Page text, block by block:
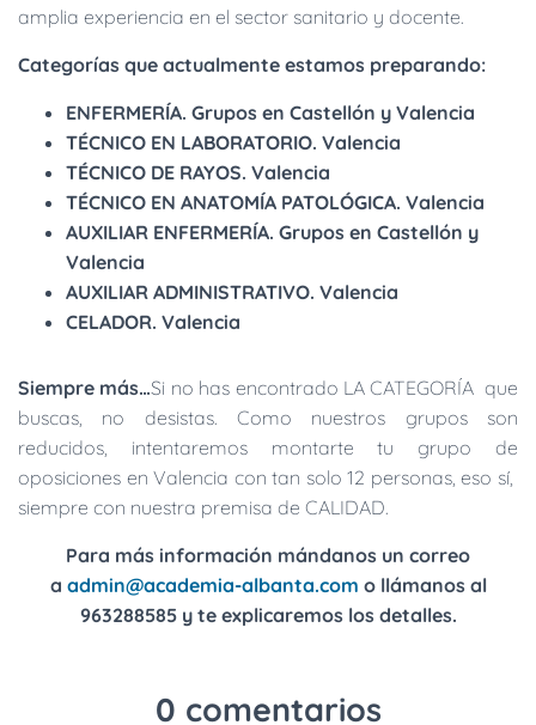
amplia experiencia en el sector sanitario y docente.
Categorías que actualmente estamos preparando:
ENFERMERÍA. Grupos en Castellón y Valencia
TÉCNICO EN LABORATORIO. Valencia
TÉCNICO DE RAYOS. Valencia
TÉCNICO EN ANATOMÍA PATOLÓGICA. Valencia
AUXILIAR ENFERMERÍA. Grupos en Castellón y
Valencia
AUXILIAR ADMINISTRATIVO. Valencia
CELADOR. Valencia
Siempre más…Si no has encontrado LA CATEGORÍA que
buscas, no desistas. Como nuestros grupos son
reducidos, intentaremos montarte tu grupo de
oposiciones en Valencia con tan solo 12 personas, eso sí,
siempre con nuestra premisa de CALIDAD.
Para más información mándanos un correo
a admin@academia-albanta.com o llámanos al
963288585 y te explicaremos los detalles.
0 comentarios